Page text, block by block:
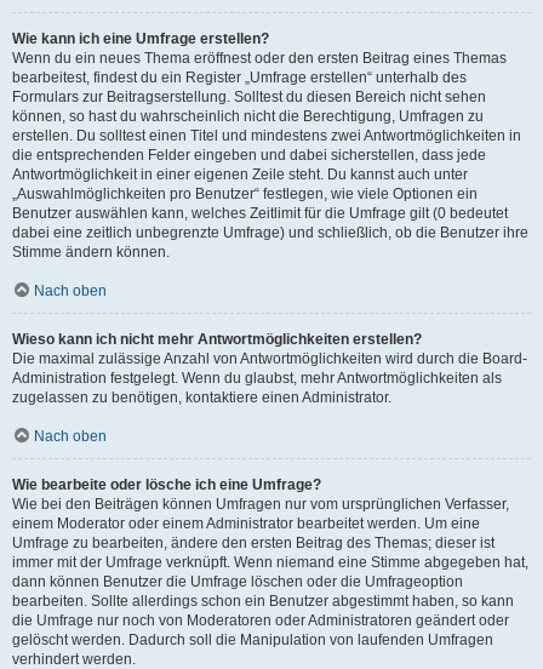
Wie kann ich eine Umfrage erstellen?
Wenn du ein neues Thema eröffnest oder den ersten Beitrag eines Themas
bearbeitest, findest du ein Register „Umfrage erstellen“ unterhalb des
Formulars zur Beitragserstellung. Solltest du diesen Bereich nicht sehen
können, so hast du wahrscheinlich nicht die Berechtigung, Umfragen zu
erstellen. Du solltest einen Titel und mindestens zwei Antwortmöglichkeiten in
die entsprechenden Felder eingeben und dabei sicherstellen, dass jede
Antwortmöglichkeit in einer eigenen Zeile steht. Du kannst auch unter
„Auswahlmöglichkeiten pro Benutzer“ festlegen, wie viele Optionen ein
Benutzer auswählen kann, welches Zeitlimit für die Umfrage gilt (0 bedeutet
dabei eine zeitlich unbegrenzte Umfrage) und schließlich, ob die Benutzer ihre
Stimme ändern können.
Nach oben
Wieso kann ich nicht mehr Antwortmöglichkeiten erstellen?
Die maximal zulässige Anzahl von Antwortmöglichkeiten wird durch die Board-
Administration festgelegt. Wenn du glaubst, mehr Antwortmöglichkeiten als
zugelassen zu benötigen, kontaktiere einen Administrator.
Nach oben
Wie bearbeite oder lösche ich eine Umfrage?
Wie bei den Beiträgen können Umfragen nur vom ursprünglichen Verfasser,
einem Moderator oder einem Administrator bearbeitet werden. Um eine
Umfrage zu bearbeiten, ändere den ersten Beitrag des Themas; dieser ist
immer mit der Umfrage verknüpft. Wenn niemand eine Stimme abgegeben hat,
dann können Benutzer die Umfrage löschen oder die Umfrageoption
bearbeiten. Sollte allerdings schon ein Benutzer abgestimmt haben, so kann
die Umfrage nur noch von Moderatoren oder Administratoren geändert oder
gelöscht werden. Dadurch soll die Manipulation von laufenden Umfragen
verhindert werden.